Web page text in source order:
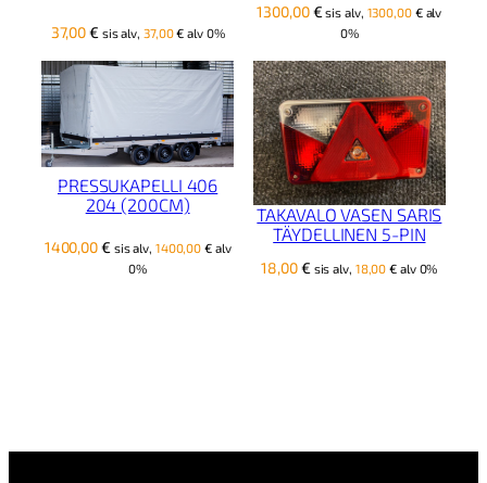
37,00€ sis alv, 37,00€ alv 0%
1300,00€ sis alv, 1300,00 €alv
0%
PRESSUKAPELLI 406
204 (200CM)
1400,00€ sis alv, 1400,00€alv
0%
TAKAVALO VASEN SARIS
TÄYDELLINEN 5-PIN
18,00€ sis alv, 18,00€ alv 0%